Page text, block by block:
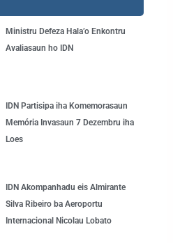
Ministru Defeza Hala’o Enkontru
Avaliasaun ho IDN
IDN Partisipa iha Komemorasaun
Memória Invasaun 7 Dezembru iha
Loes
IDN Akompanhadu eis Almirante
Silva Ribeiro ba Aeroportu
Internacional Nicolau Lobato